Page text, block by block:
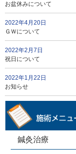
お盆休みについて
2022年4月20日
ＧＷについて
2022年2月7日
祝日について
2022年1月22日
お知らせ
鍼灸治療